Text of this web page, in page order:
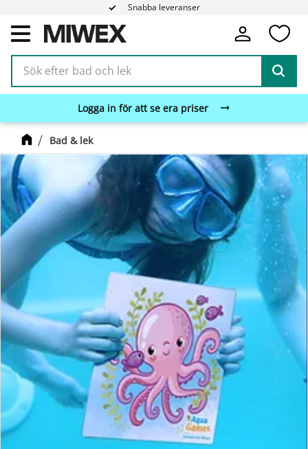
Meny
Snabba leveranser
Logga in för att se era priser
Bad & lek